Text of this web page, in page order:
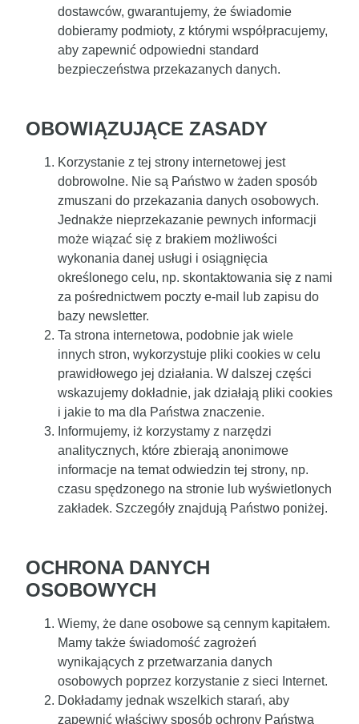
dostawców, gwarantujemy, że świadomie
dobieramy podmioty, z którymi współpracujemy,
aby zapewnić odpowiedni standard
bezpieczeństwa przekazanych danych.
OBOWIĄZUJĄCE ZASADY
Korzystanie z tej strony internetowej jest
dobrowolne. Nie są Państwo w żaden sposób
zmuszani do przekazania danych osobowych.
Jednakże nieprzekazanie pewnych informacji
może wiązać się z brakiem możliwości
wykonania danej usługi i osiągnięcia
określonego celu, np. skontaktowania się z nami
za pośrednictwem poczty e‑mail lub zapisu do
bazy newsletter.
Ta strona internetowa, podobnie jak wiele
innych stron, wykorzystuje pliki cookies w celu
prawidłowego jej działania. W dalszej części
wskazujemy dokładnie, jak działają pliki cookies
i jakie to ma dla Państwa znaczenie.
Informujemy, iż korzystamy z narzędzi
analitycznych, które zbierają anonimowe
informacje na temat odwiedzin tej strony, np.
czasu spędzonego na stronie lub wyświetlonych
zakładek. Szczegóły znajdują Państwo poniżej.
OCHRONA DANYCH
OSOBOWYCH
Wiemy, że dane osobowe są cennym kapitałem.
Mamy także świadomość zagrożeń
wynikających z przetwarzania danych
osobowych poprzez korzystanie z sieci Internet.
Dokładamy jednak wszelkich starań, aby
zapewnić właściwy sposób ochrony Państwa